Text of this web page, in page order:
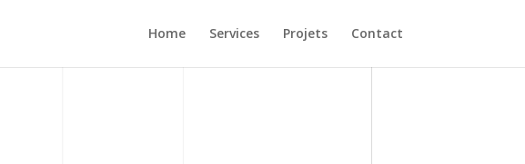
Home Services Projets Contact